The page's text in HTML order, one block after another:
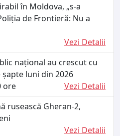
în Moldova, „s-a
de Frontieră: Nu a
Vezi Detalii
național au crescut cu
luni din 2026
ore
Vezi Detalii
rusească Gheran-2,
Vezi Detalii